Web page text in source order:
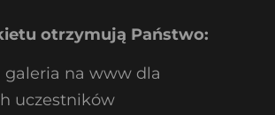
otrzymują Państwo:
galeria na www dla
uczestników